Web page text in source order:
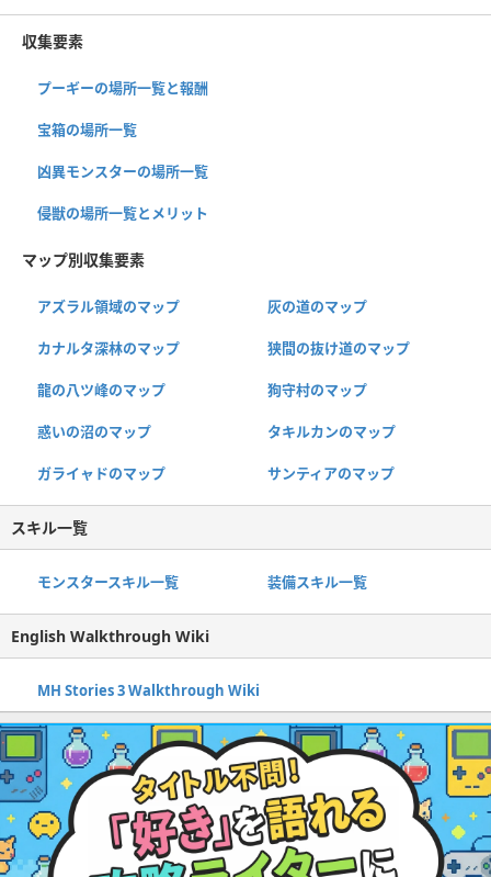
収集要素
プーギーの場所一覧と報酬
宝箱の場所一覧
凶異モンスターの場所一覧
侵獣の場所一覧とメリット
マップ別収集要素
アズラル領域のマップ 灰の道のマップ
カナルタ深林のマップ 狭間の抜け道のマップ
龍の八ツ峰のマップ 狗守村のマップ
惑いの沼のマップ タキルカンのマップ
ガライャドのマップ サンティアのマップ
スキル一覧
モンスタースキル一覧 装備スキル一覧
English Walkthrough Wiki
MH Stories 3 Walkthrough Wiki